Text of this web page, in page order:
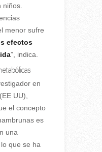
menor sufre
efectos
”, indica.
en
UU),
el concepto
es
una
que se ha